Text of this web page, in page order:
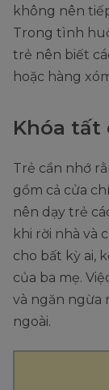
không nên
Trong tình
trẻ nên biết
hoặc hàng
Khóa tất
Trẻ cần nhớ
gồm cả cửa
nên dạy trẻ
khi rời nhà và
cho bất kỳ ai,
của ba mẹ.
và ngăn ngừa
ngoài.